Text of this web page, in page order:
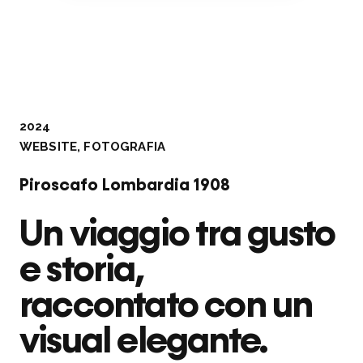
2024
WEBSITE, FOTOGRAFIA
Piroscafo Lombardia 1908
Un viaggio tra gusto
e storia,
raccontato con un
visual elegante.